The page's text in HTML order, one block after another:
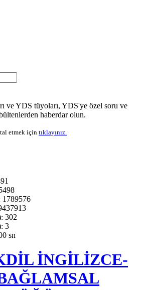
ve YDS tüyoları, YDS'ye özel soru ve
haberdar olun.
etmek için tıklayınız.
1789576
302
3
sn
İNGİLİZCE-